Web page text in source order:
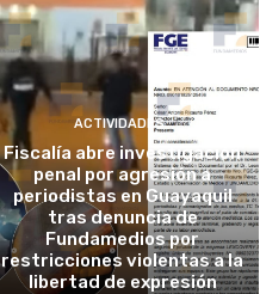
ACTIVIDADES
Fiscalía abre investigación
penal por agresión a
periodistas en Guayaquil
tras denuncia de
Fundamedios por
restricciones violentas a la
libertad de expresión